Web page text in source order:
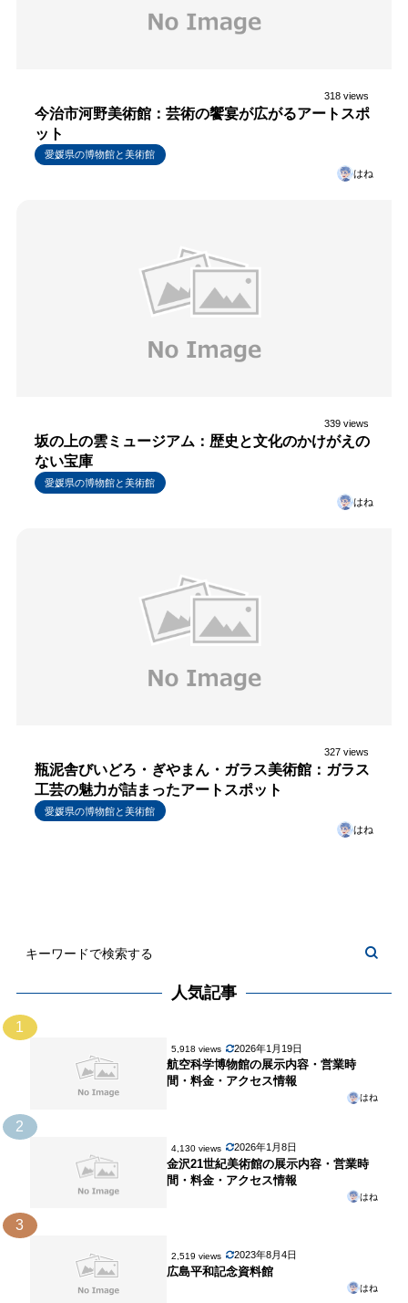
318 views
今治市河野美術館：芸術の饗宴が広がるアートスポ
ット
愛媛県の博物館と美術館
はね
339 views
坂の上の雲ミュージアム：歴史と文化のかけがえの
ない宝庫
愛媛県の博物館と美術館
はね
327 views
瓶泥舎びいどろ・ぎやまん・ガラス美術館：ガラス
工芸の魅力が詰まったアートスポット
愛媛県の博物館と美術館
はね
人気記事
1
5,918 views 2026年1月19日
航空科学博物館の展示内容・営業時
間・料金・アクセス情報
はね
2
4,130 views 2026年1月8日
金沢21世紀美術館の展示内容・営業時
間・料金・アクセス情報
はね
3
2,519 views 2023年8月4日
広島平和記念資料館
はね